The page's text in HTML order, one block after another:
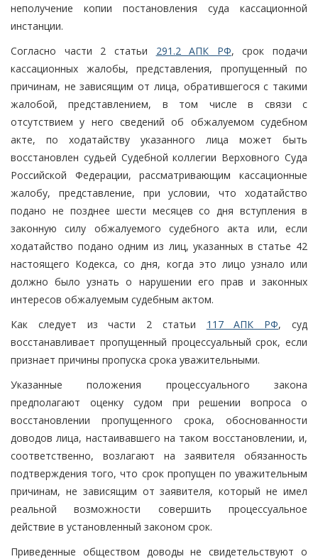
неполучение копии постановления суда кассационной
инстанции.
Согласно части 2 статьи 291.2 АПК РФ, срок подачи
кассационных жалобы, представления, пропущенный по
причинам, не зависящим от лица, обратившегося с такими
жалобой, представлением, в том числе в связи с
отсутствием у него сведений об обжалуемом судебном
акте, по ходатайству указанного лица может быть
восстановлен судьей Судебной коллегии Верховного Суда
Российской Федерации, рассматривающим кассационные
жалобу, представление, при условии, что ходатайство
подано не позднее шести месяцев со дня вступления в
законную силу обжалуемого судебного акта или, если
ходатайство подано одним из лиц, указанных в статье 42
настоящего Кодекса, со дня, когда это лицо узнало или
должно было узнать о нарушении его прав и законных
интересов обжалуемым судебным актом.
Как следует из части 2 статьи 117 АПК РФ, суд
восстанавливает пропущенный процессуальный срок, если
признает причины пропуска срока уважительными.
Указанные положения процессуального закона
предполагают оценку судом при решении вопроса о
восстановлении пропущенного срока, обоснованности
доводов лица, настаивавшего на таком восстановлении, и,
соответственно, возлагают на заявителя обязанность
подтверждения того, что срок пропущен по уважительным
причинам, не зависящим от заявителя, который не имел
реальной возможности совершить процессуальное
действие в установленный законом срок.
Приведенные обществом доводы не свидетельствуют о